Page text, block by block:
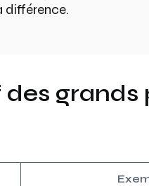
différence.
grands